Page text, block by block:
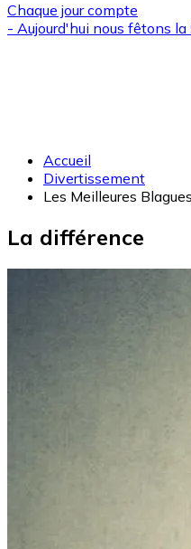
Chaque jour compte
- Aujourd'hui nous fêtons la
Accueil
Divertissement
Les Meilleures Blagues
La différence